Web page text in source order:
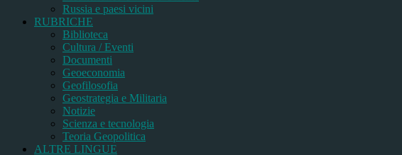
Russia e paesi vicini
RUBRICHE
Biblioteca
Cultura / Eventi
Documenti
Geoeconomia
Geofilosofia
Geostrategia e Militaria
Notizie
Scienza e tecnologia
Teoria Geopolitica
ALTRE LINGUE